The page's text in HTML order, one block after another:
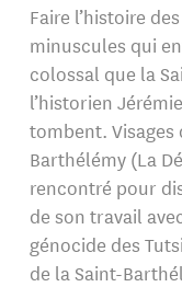
Faire l’histoire
minuscules qui
colossal que la
l’historien
tombent. Visages
Barthélémy (La
rencontré pour
de son travail
génocide des
de la Saint-